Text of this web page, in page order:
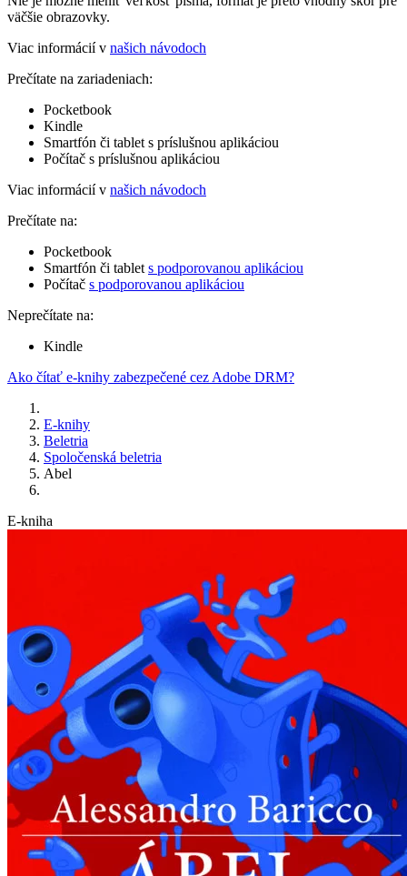
väčšie obrazovky.
Viac informácií v našich návodoch
Prečítate na zariadeniach:
Pocketbook
Kindle
Smartfón či tablet s príslušnou aplikáciou
Počítač s príslušnou aplikáciou
Viac informácií v našich návodoch
Prečítate na:
Pocketbook
Smartfón či tablet s podporovanou aplikáciou
Počítač s podporovanou aplikáciou
Neprečítate na:
Kindle
Ako čítať e-knihy zabezpečené cez Adobe DRM?
E-knihy
Beletria
Spoločenská beletria
Abel
E-kniha